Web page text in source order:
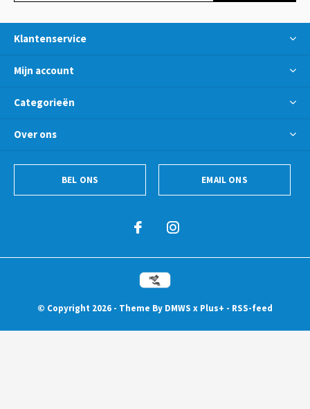
Klantenservice
Mijn account
Categorieën
Over ons
BEL ONS EMAIL ONS
© Copyright 2026 - Theme By DMWS x Plus+ - RSS-feed